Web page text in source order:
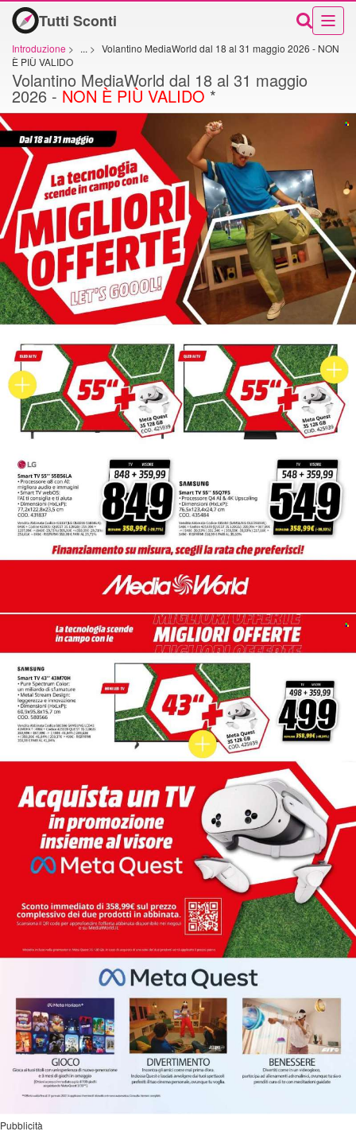
Tutti Sconti
Introduzione > ... > Volantino MediaWorld dal 18 al 31 maggio 2026 - NON
È PIÙ VALIDO
Volantino MediaWorld dal 18 al 31 maggio
2026 - NON È PIÙ VALIDO *
Pubblicità